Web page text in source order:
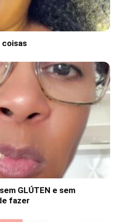
coisas
GLÚTEN e sem
fazer